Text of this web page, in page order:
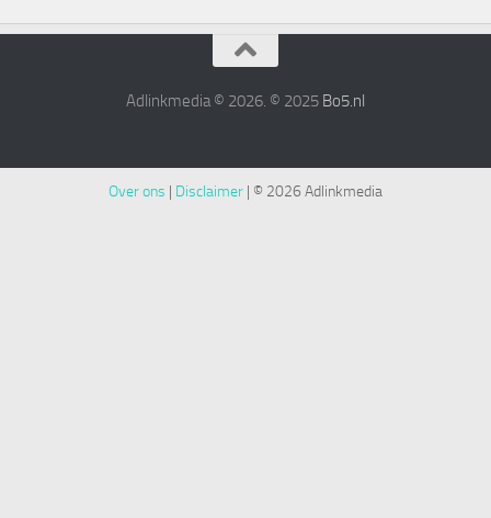
Adlinkmedia © 2026. © 2025 Bo5.nl
Over ons | Disclaimer | © 2026 Adlinkmedia